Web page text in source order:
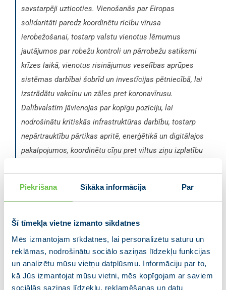
Piekrišana Sīkāka informācija Par
Šī tīmekļa vietne izmanto sīkdatnes
Mēs izmantojam sīkdatnes, lai personalizētu saturu un
reklāmas, nodrošinātu sociālo saziņas līdzekļu funkcijas
un analizētu mūsu vietņu datplūsmu. Informāciju par to,
kā Jūs izmantojat mūsu vietni, mēs kopīgojam ar saviem
sociālās saziņas līdzekļu, reklamēšanas un datu
savstarpēji uzticoties. Vienošanās par Eiropas
solidaritāti paredz koordinētu rīcību vīrusa
ierobežošanai, tostarp valstu vienotus lēmumus
jautājumos par robežu kontroli un pārrobežu satiksmi
krīzes laikā, vienotus risinājumus veselības aprūpes
sistēmas darbībai šobrīd un investīcijas pētniecībā, lai
izstrādātu vakcīnu un zāles pret koronavīrusu.
Dalībvalstīm jāvienojas par kopīgu pozīciju, lai
nodrošinātu kritiskās infrastruktūras darbību, tostarp
nepārtrauktību pārtikas apritē, enerģētikā un digitālajos
pakalpojumos, koordinētu cīņu pret viltus ziņu izplatību
,” akcentējot
Eiropas Tautas partijas grupas
piedāvājumu, norāda S. Kalniete.
palīdzība vīrusa vissmagāk skartajiem cilvēkiem un
reģioniem – Vienošanās par Eiropas solidaritāti aicina
dalībvalstis izstrādāt konkrētus finanšu instrumentus
un vienoties par jaunu ES daudzgadu budžeta